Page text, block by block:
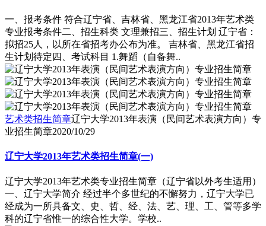
一、报考条件 符合辽宁省、吉林省、黑龙江省2013年艺术类
专业报考条件二、招生科类 文理兼招三、招生计划 辽宁省：
拟招25人，以所在省招考办公布为准。 吉林省、黑龙江省招
生计划待定四、考试科目 1.舞蹈（自备舞..
艺术类招生简章辽宁大学2013年表演（民间艺术表演方向）专
业招生简章2020/10/29
辽宁大学2013年艺术类招生简章(一)
辽宁大学2013年艺术类专业招生简章（辽宁省以外考生适用）
一、辽宁大学简介 经过半个多世纪的不懈努力，辽宁大学已
经成为一所具备文、史、哲、经、法、艺、理、工、管等多学
科的辽宁省惟一的综合性大学。学校..